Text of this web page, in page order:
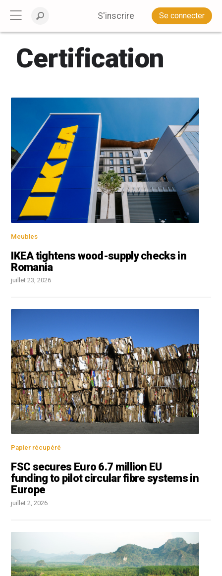
S'inscrire Se connecter
Certification
Meubles
IKEA tightens wood-supply checks in
Romania
juillet 23, 2026
Papier récupéré
FSC secures Euro 6.7 million EU
funding to pilot circular fibre systems in
Europe
juillet 2, 2026